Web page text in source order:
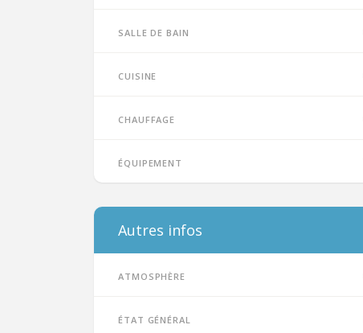
Salle de bain
Cuisine
Chauffage
Équipement
Autres infos
Atmosphère
État général